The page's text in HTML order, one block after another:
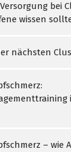
bei
wissen
nächsten
– wie